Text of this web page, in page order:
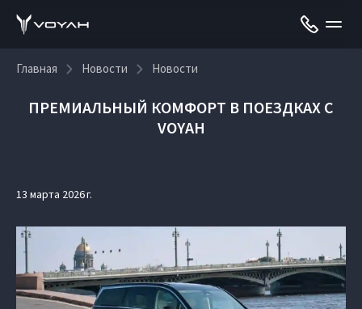
Главная Новости Новости
ПРЕМИАЛЬНЫЙ КОМФОРТ В ПОЕЗДКАХ С
VOYAH
13 марта 2026 г.